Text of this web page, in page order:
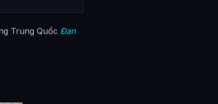
Trung Quốc Đan